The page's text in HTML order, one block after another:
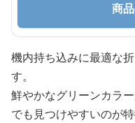
商
機内持ち込みに最適な
す。
鮮やかなグリーンカラ
でも見つけやすいのが特